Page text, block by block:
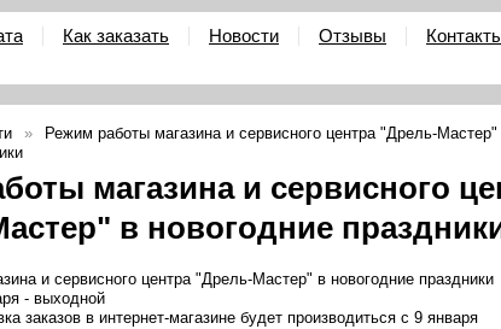
Как заказать Новости Отзывы
Режим работы магазина и сервисного центра "Дрель-Мастер"
магазина и сервисного
в новогодние
и сервисного центра "Дрель-Мастер" в новогодние праздники
- выходной
заказов в интернет-магазине будет производиться с 9 января